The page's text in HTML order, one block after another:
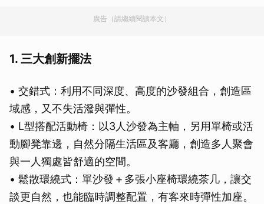
廣告（請繼續閱讀本文）
1. 三大創新擺法
• 交錯式：利用不同深度、高度的沙發組合，創造區
域感，又不失活潑與彈性。
• L型搭配活動椅：以3人沙發為主軸，另用單椅或活
動腳凳靠邊，自然分隔生活區及客廳，創造多人聚會
與一人獨處皆舒適的空間。
• 鬆散環繞式：單沙發＋多張小座椅環繞茶几，讓交
談更自然，也能臨時調整配置，有客來時彈性加座。